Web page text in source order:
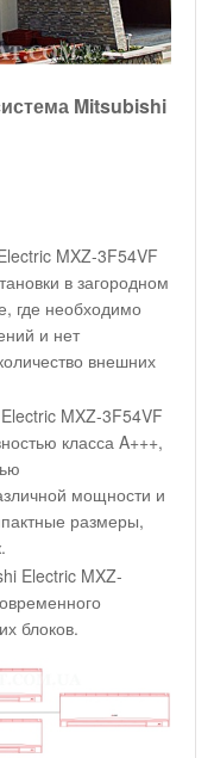
Mitsubishi
MXZ-3F54VF
в загородном
где необходимо
и нет
внешних
MXZ-3F54VF
класса A+++,
мощности и
размеры,
Electric MXZ-
блоков.